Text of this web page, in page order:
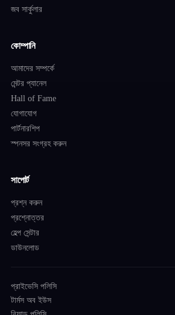
জব সার্কুলার
কোম্পানি
আমাদের সম্পর্কে
মেন্টর প্যানেল
Hall of Fame
যোগাযোগ
পার্টনারশিপ
স্পনসর সংগ্রহ করুন
সাপোর্ট
প্রশ্ন করুন
প্রশ্নোত্তর
হেল্প সেন্টার
ডাউনলোড
প্রাইভেসি পলিসি
টার্মস অব ইউস